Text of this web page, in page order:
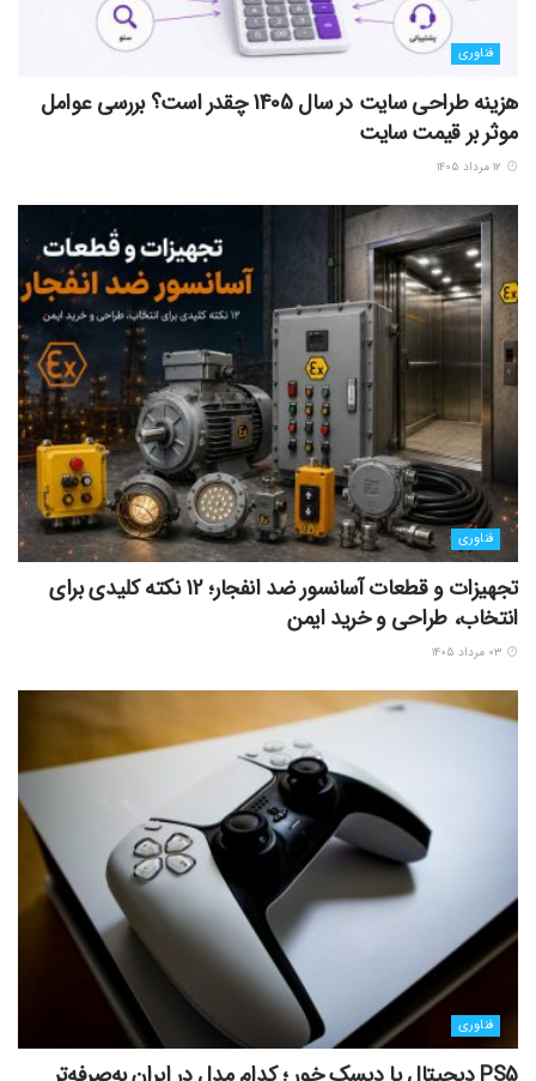
فناوری
هزینه طراحی سایت در سال 1405 چقدر است؟ بررسی عوامل
موثر بر قیمت سایت
فناوری
تجهیزات و قطعات آسانسور ضد انفجار؛ 12 نکته کلیدی برای
انتخاب، طراحی و خرید ایمن
فناوری